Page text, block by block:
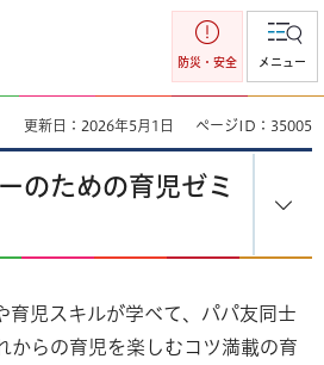
防災・安全 メニュー
更新日：2026年5月1日 ページID：35005
のための育児ゼミ
育児スキルが学べて、パパ友同士
からの育児を楽しむコツ満載の育